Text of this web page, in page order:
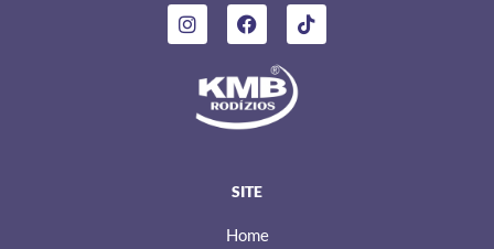
I
n
g
F
a
e
b
o
o
T
i
SITE
Home